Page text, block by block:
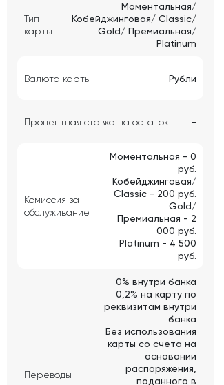
Тип
карты
Моментальная/
Кобейджинговая/ Classic/
Gold/ Премиальная/
Platinum
Валюта карты Рубли
Процентная ставка на остаток -
Комиссия за
обслуживание
Моментальная - 0
руб.
Кобейджинговая/
Classic - 200 руб.
Gold/
Премиальная - 2
000 руб.
Platinum - 4 500
руб.
Переводы
0% внутри банка
0,2% на карту по
реквизитам внутри
банка
Без использования
карты со счета на
основании
распоряжения,
поданного в